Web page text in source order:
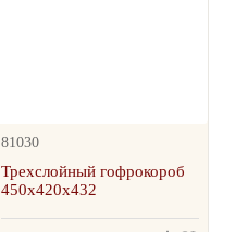
81030
Трехслойный гофрокороб
450х420х432